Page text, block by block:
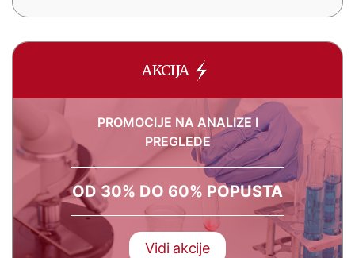
AKCIJA
PROMOCIJE NA ANALIZE I
PREGLEDE
OD 30% DO 60% POPUSTA
Vidi akcije